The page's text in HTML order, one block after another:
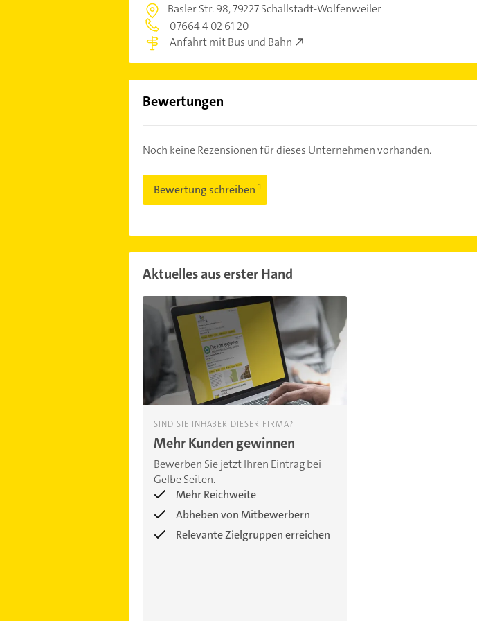
Basler Str. 98,79227 Schallstadt-Wolfenweiler
07664 4 02 61 20
Anfahrt mit Bus und Bahn
Bewertungen
Noch keine Rezensionen für dieses Unternehmen vorhanden.
Bewertung schreiben
Aktuelles aus erster Hand
SIND SIE INHABER DIESER FIRMA?
Mehr Kunden gewinnen
Bewerben Sie jetzt Ihren Eintrag bei
Gelbe Seiten.
Mehr Reichweite
Abheben von Mitbewerbern
Relevante Zielgruppen erreichen